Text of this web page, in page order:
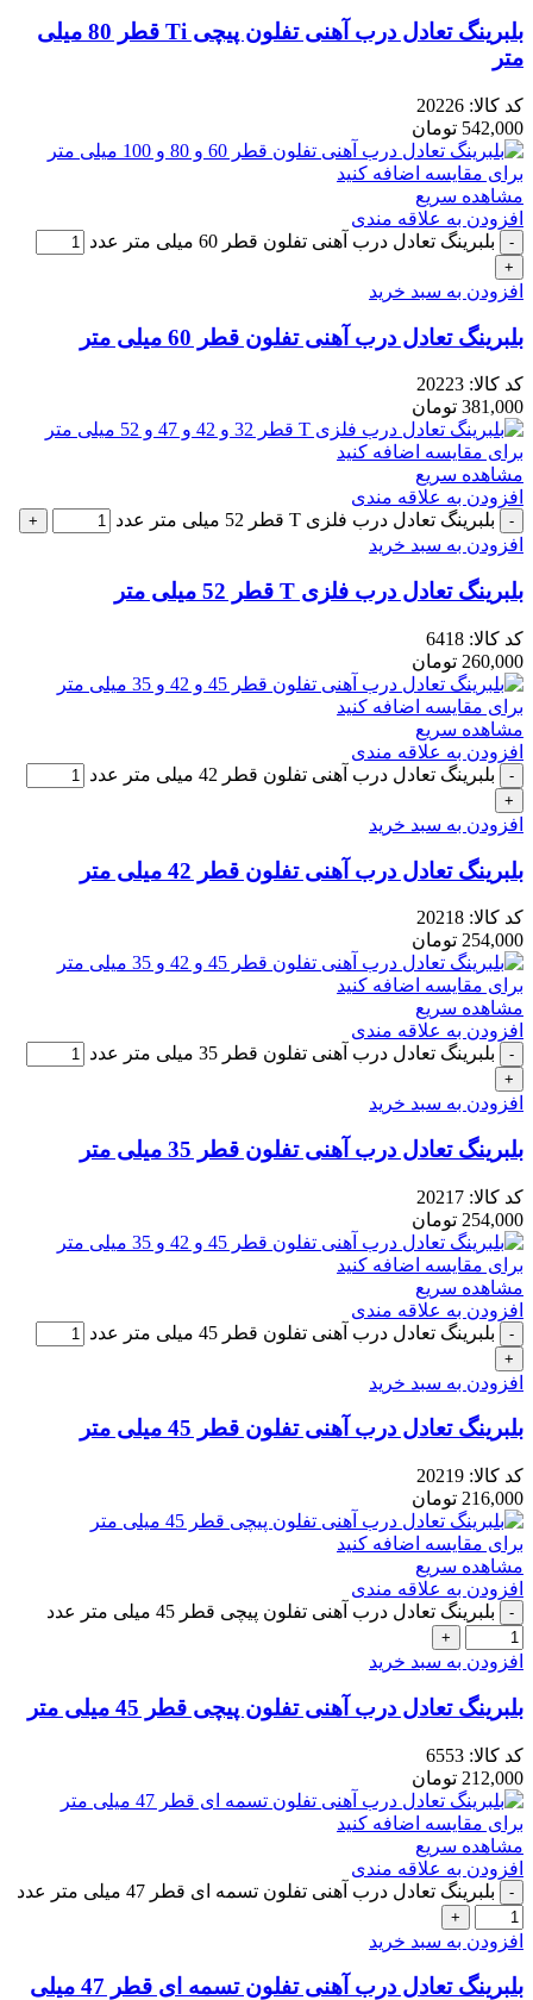
بلبرینگ تعادل درب آهنی تفلون پیچی Ti قطر 80 میلی
متر
کد کالا: 20226
542,000 تومان
برای مقایسه اضافه کنید
مشاهده سریع
افزودن به علاقه مندی
بلبرینگ تعادل درب آهنی تفلون قطر 60 میلی متر عدد
افزودن به سبد خرید
بلبرینگ تعادل درب آهنی تفلون قطر 60 میلی متر
کد کالا: 20223
381,000 تومان
برای مقایسه اضافه کنید
مشاهده سریع
افزودن به علاقه مندی
بلبرینگ تعادل درب فلزی T قطر 52 میلی متر عدد
افزودن به سبد خرید
بلبرینگ تعادل درب فلزی T قطر 52 میلی متر
کد کالا: 6418
260,000 تومان
برای مقایسه اضافه کنید
مشاهده سریع
افزودن به علاقه مندی
بلبرینگ تعادل درب آهنی تفلون قطر 42 میلی متر عدد
افزودن به سبد خرید
بلبرینگ تعادل درب آهنی تفلون قطر 42 میلی متر
کد کالا: 20218
254,000 تومان
برای مقایسه اضافه کنید
مشاهده سریع
افزودن به علاقه مندی
بلبرینگ تعادل درب آهنی تفلون قطر 35 میلی متر عدد
افزودن به سبد خرید
بلبرینگ تعادل درب آهنی تفلون قطر 35 میلی متر
کد کالا: 20217
254,000 تومان
برای مقایسه اضافه کنید
مشاهده سریع
افزودن به علاقه مندی
بلبرینگ تعادل درب آهنی تفلون قطر 45 میلی متر عدد
افزودن به سبد خرید
بلبرینگ تعادل درب آهنی تفلون قطر 45 میلی متر
کد کالا: 20219
216,000 تومان
برای مقایسه اضافه کنید
مشاهده سریع
افزودن به علاقه مندی
بلبرینگ تعادل درب آهنی تفلون پیچی قطر 45 میلی متر عدد
افزودن به سبد خرید
بلبرینگ تعادل درب آهنی تفلون پیچی قطر 45 میلی متر
کد کالا: 6553
212,000 تومان
برای مقایسه اضافه کنید
مشاهده سریع
افزودن به علاقه مندی
بلبرینگ تعادل درب آهنی تفلون تسمه ای قطر 47 میلی متر عدد
افزودن به سبد خرید
بلبرینگ تعادل درب آهنی تفلون تسمه ای قطر 47 میلی